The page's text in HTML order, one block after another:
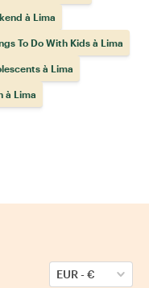
à Lima
To Do With Kids à Lima
à Lima
à Lima
EUR-€